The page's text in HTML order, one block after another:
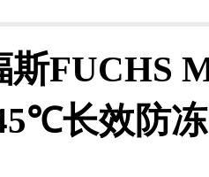
斯FUCHS
长效防